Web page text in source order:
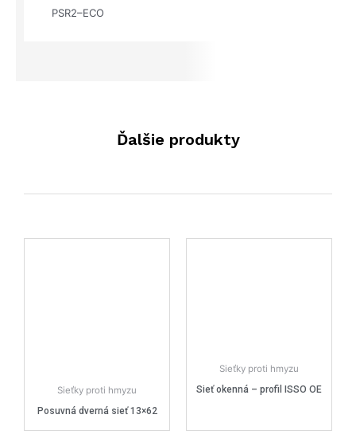
PSR2–ECO
Ďalšie produkty
Sieťky proti hmyzu
Posuvná dverná sieť 13×62
Sieťky proti hmyzu
Sieť okenná – profil ISSO OE